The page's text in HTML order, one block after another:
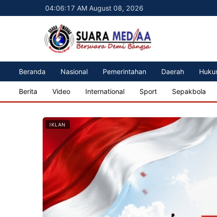
04:06:19 AM August 08, 2026
Beranda Nasional Pemerintahan Daerah
Berita Video International Sport Sepakbola
IKLAN